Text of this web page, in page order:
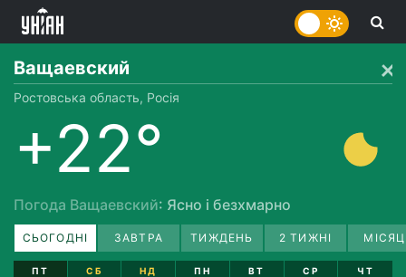
Ващаевский
Ростовська область, Росія
+22°
Погода Ващаевский: Ясно і безхмарно
СЬОГОДНІ ЗАВТРА ТИЖДЕНЬ 2 ТИЖНІ
ПТ
СБ
НД
ПН
ВТ
СР
ЧТ